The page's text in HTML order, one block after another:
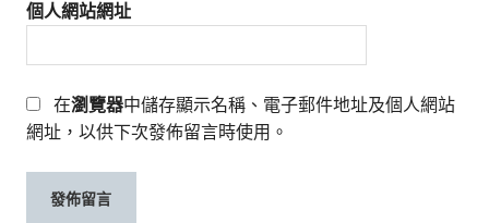
個人網站網址
在瀏覽器中儲存顯示名稱、電子郵件地址及個人網站
網址，以供下次發佈留言時使用。